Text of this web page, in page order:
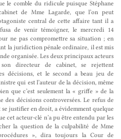
le comble du ridicule puisque Stéphane
de Mme Lagarde, que l’on peut
central de cette affaire tant il a
de venir témoigner, le mercredi 14
ne pas compromettre sa situation ; en
la juridiction pénale ordinaire, il est mis
organisée. Les deux principaux acteurs
directeur de cabinet, se rejettent
décisions, et le second a beau jeu de
qui est l’auteur de la décision, même
que c’est seulement la « griffe » de la
des décisions controversées. Le refus de
justifier en droit, a évidemment quelque
cet acteur-clé n’a pu être entendu par les
la question de la culpabilité de Mme
», dira toujours la Cour de